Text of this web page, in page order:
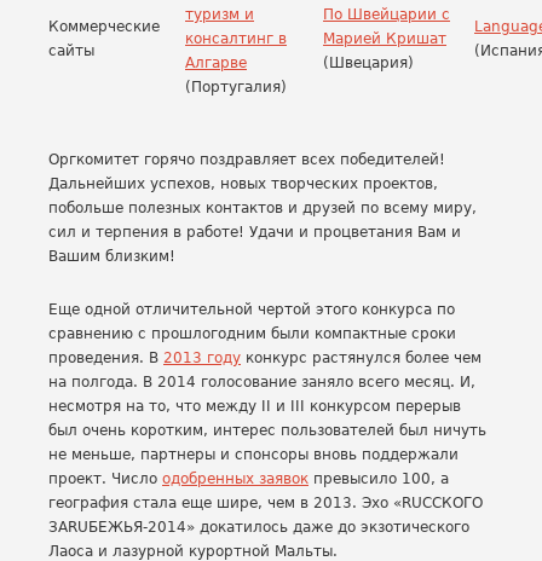
Коммерческие
сайты
туризм и
консалтинг в
Алгарве
(Португалия)
По Швейцарии с
Марией Кришат
(Швецария)
Оргкомитет горячо поздравляет всех победителей!
Дальнейших успехов, новых творческих проектов,
побольше полезных контактов и друзей по всему миру,
сил и терпения в работе! Удачи и процветания Вам и
Вашим близким!
Еще одной отличительной чертой этого конкурса по
сравнению с прошлогодним были компактные сроки
проведения. В 2013 году конкурс растянулся более чем
на полгода. В 2014 голосование заняло всего месяц. И,
несмотря на то, что между II и III конкурсом перерыв
был очень коротким, интерес пользователей был ничуть
не меньше, партнеры и спонсоры вновь поддержали
проект. Число одобренных заявок превысило 100, а
география стала еще шире, чем в 2013. Эхо «RUССКОГО
ЗАRUБЕЖЬЯ-2014» докатилось даже до экзотического
Лаоса и лазурной курортной Мальты.